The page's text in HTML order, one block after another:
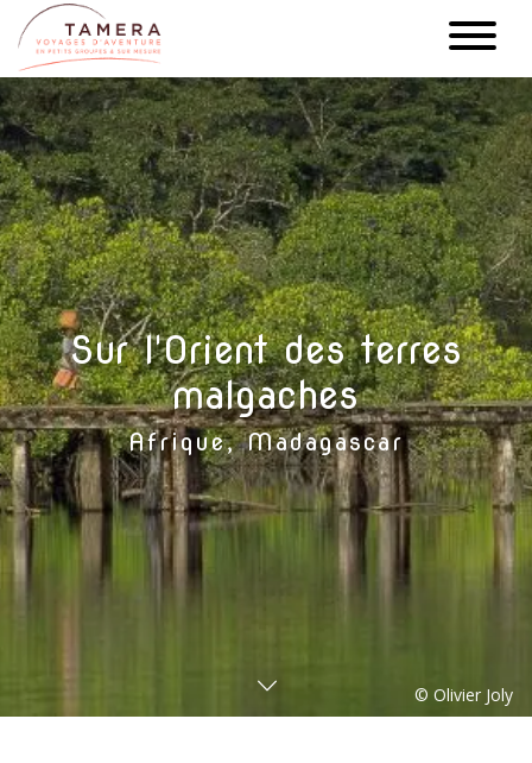
Aller
au
contenu
principal
Sur l'Orient des terres
malgaches
Afrique, Madagascar